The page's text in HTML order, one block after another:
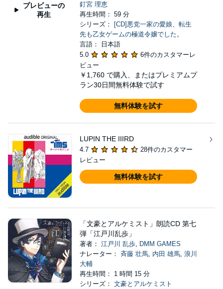
プレビューの
再生
釘宮 理恵
再生時間： 59 分
シリーズ：
[CD]悪党一家の愛娘、転生
先も乙女ゲームの極道令嬢でした。
言語： 日本語
5.0
6件のカスタマーレ
ビュー
￥1,760 で購入、またはプレミアムプ
ラン30日間無料体験で試す
無料体験を試す
LUPIN THE IIIRD
4.7
28件のカスタマー
レビュー
無料体験を試す
「文豪とアルケミスト」朗読CD 第七
弾「江戸川乱歩」
著者： 江戸川 乱歩,
DMM GAMES
ナレーター： 斉藤 壮馬, 内田 雄馬, 浪川
大輔
再生時間： 1 時間 15 分
シリーズ： 文豪とアルケミスト